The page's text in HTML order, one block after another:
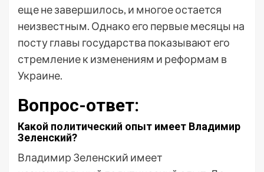
еще не завершилось, и многое остается
неизвестным. Однако его первые месяцы на
посту главы государства показывают его
стремление к изменениям и реформам в
Украине.
Вопрос-ответ:
Какой политический опыт имеет Владимир
Зеленский?
Владимир Зеленский имеет